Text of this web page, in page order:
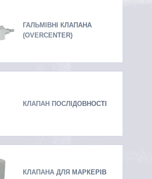
ГАЛЬМІВНІ КЛАПАНА
(OVERCENTER)
КЛАПАН ПОСЛІДОВНОСТІ
КЛАПАНА ДЛЯ МАРКЕРІВ